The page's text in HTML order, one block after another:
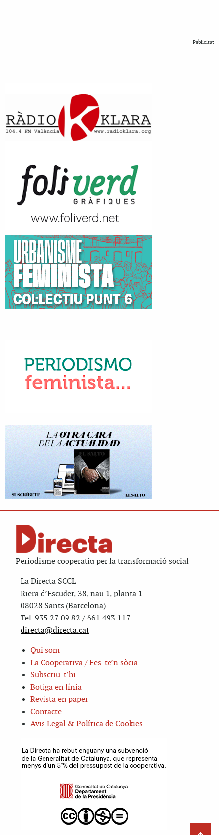
Publicitat
Periodisme cooperatiu per la transformació social
La Directa SCCL
Riera d’Escuder, 38, nau 1, planta 1
08028 Sants (Barcelona)
Tel. 935 27 09 82 / 661 493 117
directa@directa.cat
Qui som
La Cooperativa / Fes-te’n sòcia
Subscriu-t’hi
Botiga en línia
Revista en paper
Contacte
Avis Legal & Política de Cookies